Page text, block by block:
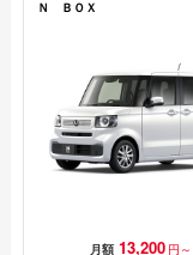
Ｎ ＢＯＸ
月額 13,200 円～